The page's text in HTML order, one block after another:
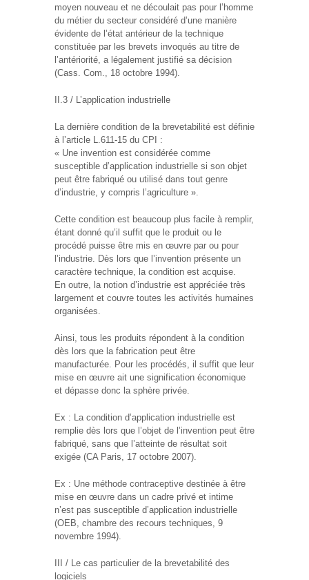
moyen nouveau et ne découlait pas pour l’homme
du métier du secteur considéré d’une manière
évidente de l’état antérieur de la technique
constituée par les brevets invoqués au titre de
l’antériorité, a légalement justifié sa décision
(Cass. Com., 18 octobre 1994).
II.3 / L’application industrielle
La dernière condition de la brevetabilité est définie
à l’article L.611-15 du CPI :
« Une invention est considérée comme
susceptible d’application industrielle si son objet
peut être fabriqué ou utilisé dans tout genre
d’industrie, y compris l’agriculture ».
Cette condition est beaucoup plus facile à remplir,
étant donné qu’il suffit que le produit ou le
procédé puisse être mis en œuvre par ou pour
l’industrie. Dès lors que l’invention présente un
caractère technique, la condition est acquise.
En outre, la notion d’industrie est appréciée très
largement et couvre toutes les activités humaines
organisées.
Ainsi, tous les produits répondent à la condition
dès lors que la fabrication peut être
manufacturée. Pour les procédés, il suffit que leur
mise en œuvre ait une signification économique
et dépasse donc la sphère privée.
Ex : La condition d’application industrielle est
remplie dès lors que l’objet de l’invention peut être
fabriqué, sans que l’atteinte de résultat soit
exigée (CA Paris, 17 octobre 2007).
Ex : Une méthode contraceptive destinée à être
mise en œuvre dans un cadre privé et intime
n’est pas susceptible d’application industrielle
(OEB, chambre des recours techniques, 9
novembre 1994).
III / Le cas particulier de la brevetabilité des
logiciels